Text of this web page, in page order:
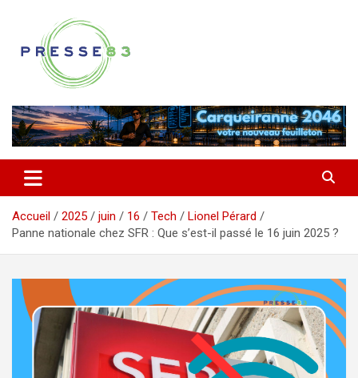
contenu
Presse 83
Accueil 2025 juin 16 Tech
Lionel Pérard
Panne nationale chez SFR : Que s’est-il passé le 16 juin 2025 ?